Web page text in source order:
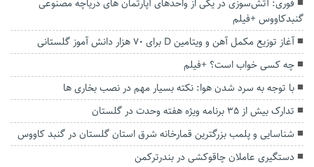
فوری: آتش‌سوزی در یکی از واحدهای آپارتمان های دریاچه مصنوعی
گنبدکاووس +فیلم
آغاز توزیع مکمل آهن و ویتامین D برای ۷۰ هزار دانش آموز گلستانی
چه کسی‌ خواب‌ است؟ +فیلم
با توجه به سرد شدن هوا: نکته بسیار مهم در نصب بخاری ها
تدارک بیش از ۳۵ برنامه ویژه هفته وحدت در گلستان
شناسایی و پلمب بزرگترین قمارخانه شرق استان گلستان در گنبد کاووس
دستگیری عاملان چاقوکشی در بندرترکمن